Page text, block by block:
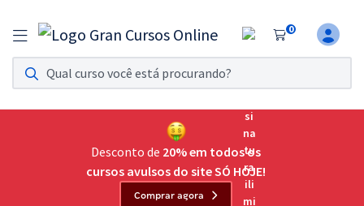
0
Assinatura Ilimitada 11
Acesso a todos os cursos. Teste grátis por 7 dias!
Assinatura OAB Até Passar
Acesso ilimitado a toda preparação para o Exame da
Desconto de 20% em todos os
cursos avulsos do site SÓ HOJE!
Comprar agora